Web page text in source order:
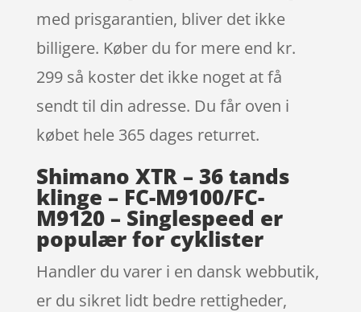
med prisgarantien, bliver det ikke
billigere. Køber du for mere end kr.
299 så koster det ikke noget at få
sendt til din adresse. Du får oven i
købet hele 365 dages returret.
Shimano XTR – 36 tands
klinge – FC-M9100/FC-
M9120 – Singlespeed er
populær for cyklister
Handler du varer i en dansk webbutik,
er du sikret lidt bedre rettigheder,